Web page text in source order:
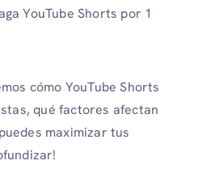
YouTube Shorts por 1
cómo YouTube Shorts
qué factores afectan
maximizar tus